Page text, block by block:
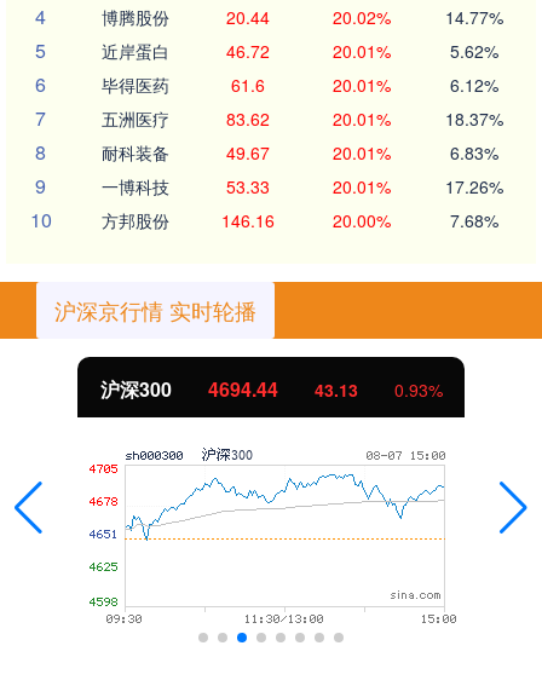
4 博腾股份 20.44 20.02% 14.77%
5 近岸蛋白 46.72 20.01% 5.62%
6 毕得医药 61.6 20.01% 6.12%
7 五洲医疗 83.62 20.01% 18.37%
8 耐科装备 49.67 20.01% 6.83%
9 一博科技 53.33 20.01% 17.26%
10 方邦股份 146.16 20.00% 7.68%
沪深京行情 实时轮播
沪深300 4694.44 43.13 0.93%